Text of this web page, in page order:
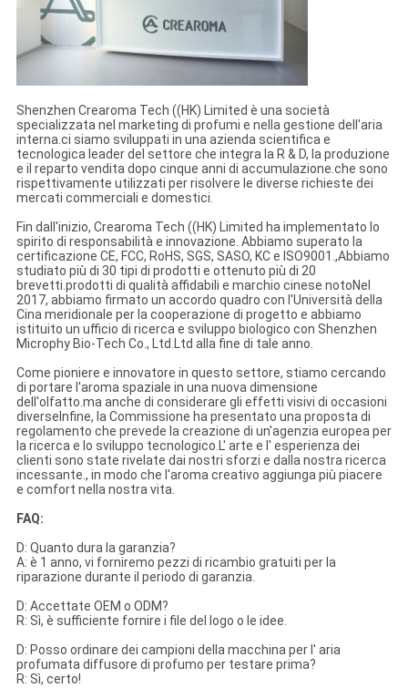
Shenzhen Crearoma Tech ((HK) Limited è una società
specializzata nel marketing di profumi e nella gestione dell'aria
interna.ci siamo sviluppati in una azienda scientifica e
tecnologica leader del settore che integra la R & D, la produzione
e il reparto vendita dopo cinque anni di accumulazione.che sono
rispettivamente utilizzati per risolvere le diverse richieste dei
mercati commerciali e domestici.
Fin dall'inizio, Crearoma Tech ((HK) Limited ha implementato lo
spirito di responsabilità e innovazione. Abbiamo superato la
certificazione CE, FCC, RoHS, SGS, SASO, KC e ISO9001.,Abbiamo
studiato più di 30 tipi di prodotti e ottenuto più di 20
brevetti.prodotti di qualità affidabili e marchio cinese notoNel
2017, abbiamo firmato un accordo quadro con l'Università della
Cina meridionale per la cooperazione di progetto e abbiamo
istituito un ufficio di ricerca e sviluppo biologico con Shenzhen
Microphy Bio-Tech Co., Ltd.Ltd alla fine di tale anno.
Come pioniere e innovatore in questo settore, stiamo cercando
di portare l'aroma spaziale in una nuova dimensione
dell'olfatto.ma anche di considerare gli effetti visivi di occasioni
diverseInfine, la Commissione ha presentato una proposta di
regolamento che prevede la creazione di un'agenzia europea per
la ricerca e lo sviluppo tecnologico.L' arte e l' esperienza dei
clienti sono state rivelate dai nostri sforzi e dalla nostra ricerca
incessante., in modo che l'aroma creativo aggiunga più piacere
e comfort nella nostra vita.
FAQ:
D: Quanto dura la garanzia?
A: è 1 anno, vi forniremo pezzi di ricambio gratuiti per la
riparazione durante il periodo di garanzia.
D: Accettate OEM o ODM?
R: Sì, è sufficiente fornire i file del logo o le idee.
D: Posso ordinare dei campioni della macchina per l' aria
profumata diffusore di profumo per testare prima?
R: Sì, certo!